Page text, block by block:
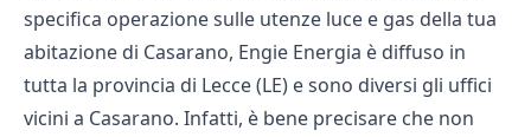
specifica operazione sulle utenze luce e gas della tua
abitazione di Casarano, Engie Energia è diffuso in
tutta la provincia di Lecce (LE) e sono diversi gli uffici
vicini a Casarano. Infatti, è bene precisare che non